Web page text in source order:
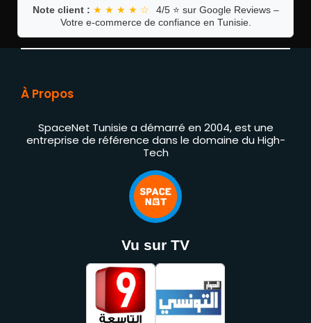
Note client : ★ ★ ★ ★ ☆
4/5 ⭐ sur Google Reviews –
Votre e-commerce de confiance en Tunisie.
À Propos
SpaceNet Tunisie a démarré en 2004, est une
entreprise de référence dans le domaine du High-
Tech
Vu sur TV